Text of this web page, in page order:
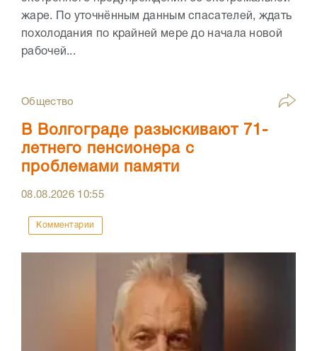
жаре. По уточнённым данным спасателей, ждать
похолодания по крайней мере до начала новой
рабочей...
Общество
В Волгограде разыскивают 71-
летнего пенсионера с
проблемами памяти
08.08.2026 10:55
Комментарии